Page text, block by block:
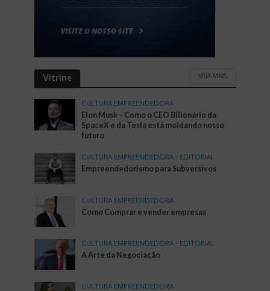
Vitrine VEJA MAIS
CULTURA EMPREENDEDORA
Elon Musk – Como o CEO Bilionário da
SpaceX e da Tesla está moldando nosso
futuro
CULTURA EMPREENDEDORA • EDITORIAL
Empreendedorismo para Subversivos
CULTURA EMPREENDEDORA
Como Comprar e vender empresas
CULTURA EMPREENDEDORA • EDITORIAL
A Arte da Negociação
CULTURA EMPREENDEDORA